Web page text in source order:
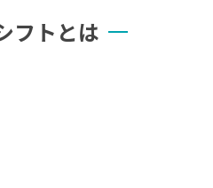
フトとは